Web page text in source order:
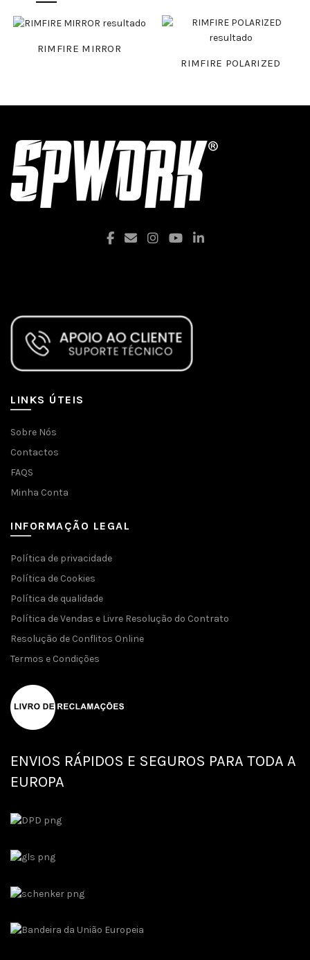
RIMFIRE MIRROR
RIMFIRE POLARIZED
LINKS ÚTEIS
Sobre Nós
Contactos
FAQS
Minha Conta
INFORMAÇÃO LEGAL
Política de privacidade
Política de Cookies
Política de qualidade
Política de Vendas e Livre Resolução do Contrato
Resolução de Conflitos Online
Termos e Condições
ENVIOS RÁPIDOS E SEGUROS PARA TODA A
EUROPA